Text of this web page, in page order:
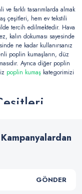
farklı tasarımlarda almak
çeşitleri, hem ev tekstili
tercih edilmektedir. Hava
kalın dokuması sayesinde
ne kadar kullanırsanız
poplin kumaşların, düz
Ayrıca diğer poplin
poplin kumaş kategorimizi
sahiptir. Bunlar
GÖNDER